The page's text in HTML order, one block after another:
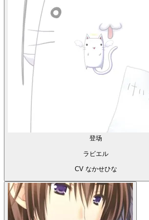
登场
ラビエル
CV なかせひな